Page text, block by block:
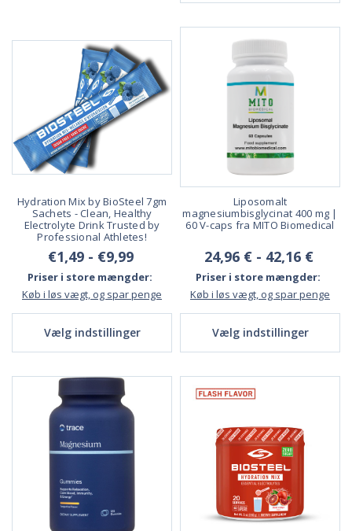
Hydration Mix by BioSteel 7gm
Sachets - Clean, Healthy
Electrolyte Drink Trusted by
Professional Athletes!
€1,49 - €9,99
Priser i store mængder:
Køb i løs vægt, og spar penge
Vælg indstillinger
Liposomalt
magnesiumbisglycinat 400 mg |
60 V-caps fra MITO Biomedical
24,96 € - 42,16 €
Priser i store mængder:
Køb i løs vægt, og spar penge
Vælg indstillinger